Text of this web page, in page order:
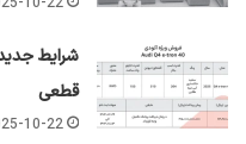
قطعی
10-22